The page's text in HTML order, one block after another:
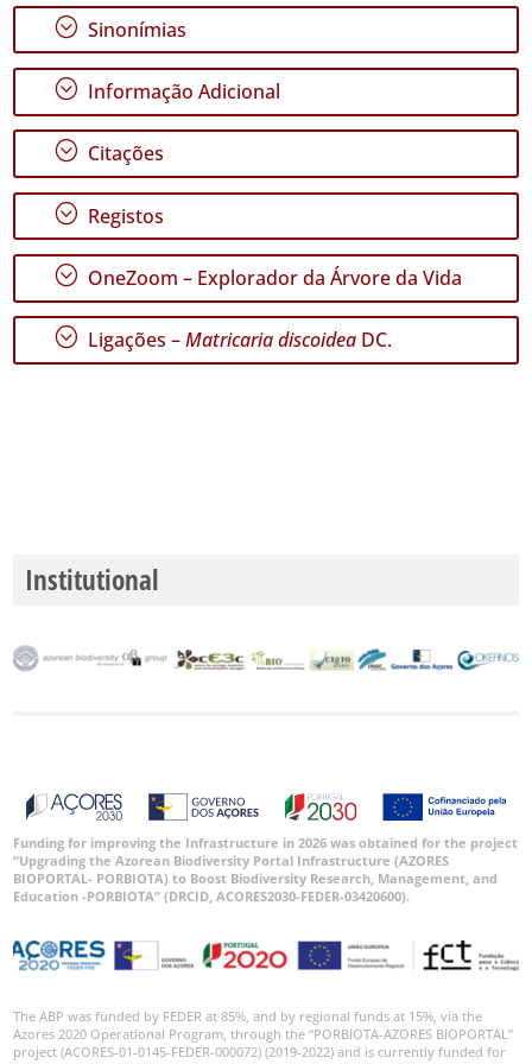
GBIF -
Ocorrências
🔗 GBIF
Portugal
World
; Sinonímias
; Informação Adicional
; Citações
; Registos
; OneZoom – Explorador da Árvore da Vida
; Ligações –Matricaria discoidea DC.
Institutional
Funding for improving the Infrastructure in 2026 was obtained for the project
“Upgrading the Azorean Biodiversity Portal Infrastructure (AZORES
BIOPORTAL- PORBIOTA) to Boost Biodiversity Research, Management, and
Education -PORBIOTA” (DRCID, ACORES2030-FEDER-03420600).
The ABP was funded by FEDER at 85%, and by regional funds at 15%, via the
Azores 2020 Operational Program, through the “PORBIOTA-AZORES BIOPORTAL”
project (ACORES-01-0145-FEDER-000072) (2019-2022) and is currently funded for